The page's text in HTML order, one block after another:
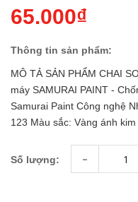
65.000₫
Thông tin sản phẩm:
MÔ TẢ SẢN PHẨM CHAI
máy SAMURAI PAINT -
Samurai Paint Công nghệ
123 Màu sắc: Vàng ánh
Số lượng: -